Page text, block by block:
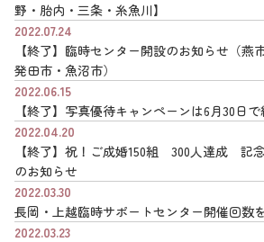
野・胎内・三条・糸魚川】
2022.07.24
【終了】臨時センター開設のお知らせ（燕
発田市・魚沼市）
2022.06.15
【終了】写真優待キャンペーンは6月30日
2022.04.20
【終了】祝！ご成婚150組 300人達成 記
のお知らせ
2022.03.30
長岡・上越臨時サポートセンター開催回数
2022.03.23